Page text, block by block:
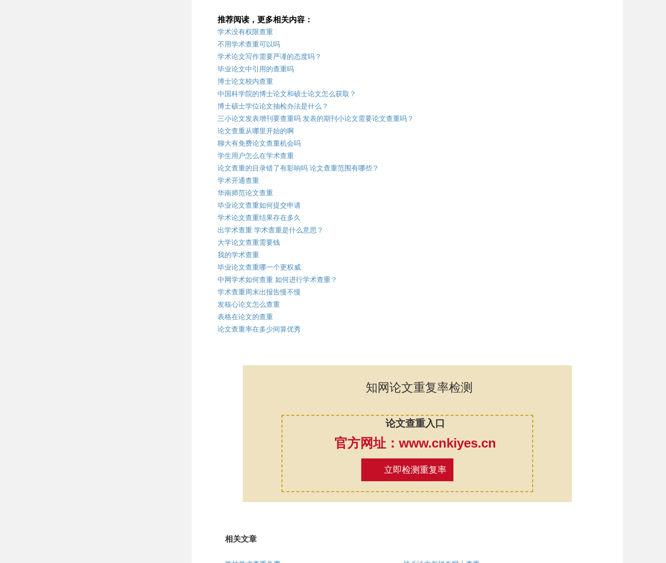
推荐阅读，更多相关内容：
学术没有权限查重
不用学术查重可以吗
学术论文写作需要严谨的态度吗？
毕业论文中引用的查重吗
博士论文校内查重
中国科学院的博士论文和硕士论文怎么获取？
博士硕士学位论文抽检办法是什么？
三小论文发表增刊要查重吗 发表的期刊小论文需要论文查重吗？
论文查重从哪里开始的啊
聊大有免费论文查重机会吗
学生用户怎么在学术查重
论文查重的目录错了有影响吗 论文查重范围有哪些？
学术开通查重
华南师范论文查重
毕业论文查重如何提交申请
学术论文查重结果存在多久
出学术查重 学术查重是什么意思？
大学论文查重需要钱
我的学术查重
毕业论文查重哪一个更权威
中网学术如何查重 如何进行学术查重？
学术查重周末出报告慢不慢
发核心论文怎么查重
表格在论文的查重
论文查重率在多少间算优秀
知网论文重复率检测
论文查重入口
官方网址：www.cnkiyes.cn
立即检测重复率
相关文章